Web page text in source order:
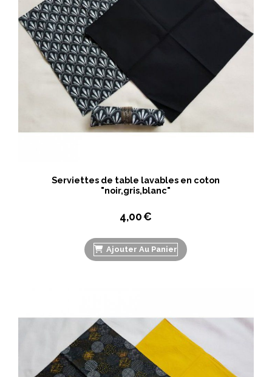
Serviettes de table lavables en coton
"noir,gris,blanc"
4,00€
Ajouter Au Panier